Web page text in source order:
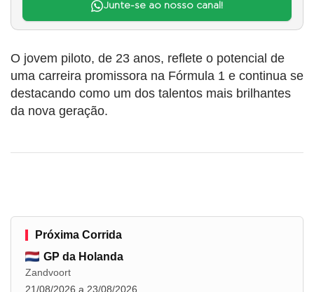
Junte-se ao nosso canal!
O jovem piloto, de 23 anos, reflete o potencial de
uma carreira promissora na Fórmula 1 e continua se
destacando como um dos talentos mais brilhantes
da nova geração.
Próxima Corrida
GP da Holanda
Zandvoort
21/08/2026 a 23/08/2026